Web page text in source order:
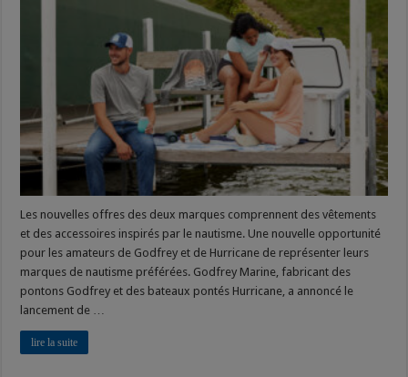
Hurricane
Deck
des
vagues
avec
nouvelles
gammes
PG&A
pour
Les nouvelles offres des deux marques comprennent des vêtements
et des accessoires inspirés par le nautisme. Une nouvelle opportunité
pour les amateurs de Godfrey et de Hurricane de représenter leurs
marques de nautisme préférées. Godfrey Marine, fabricant des
pontons Godfrey et des bateaux pontés Hurricane, a annoncé le
lancement de …
lire la suite